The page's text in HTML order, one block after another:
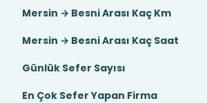
Mersin → Besni Arası Kaç Km
Mersin → Besni Arası Kaç Saat
Günlük Sefer Sayısı
En Çok Sefer Yapan Firma